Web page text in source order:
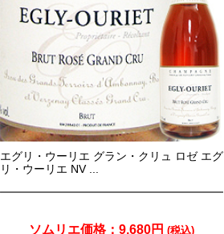
エグリ・ウーリエ グラン・クリュ ロゼ エグ
リ・ウーリエ NV ...
ソムリエ価格：9,680円 (税込)